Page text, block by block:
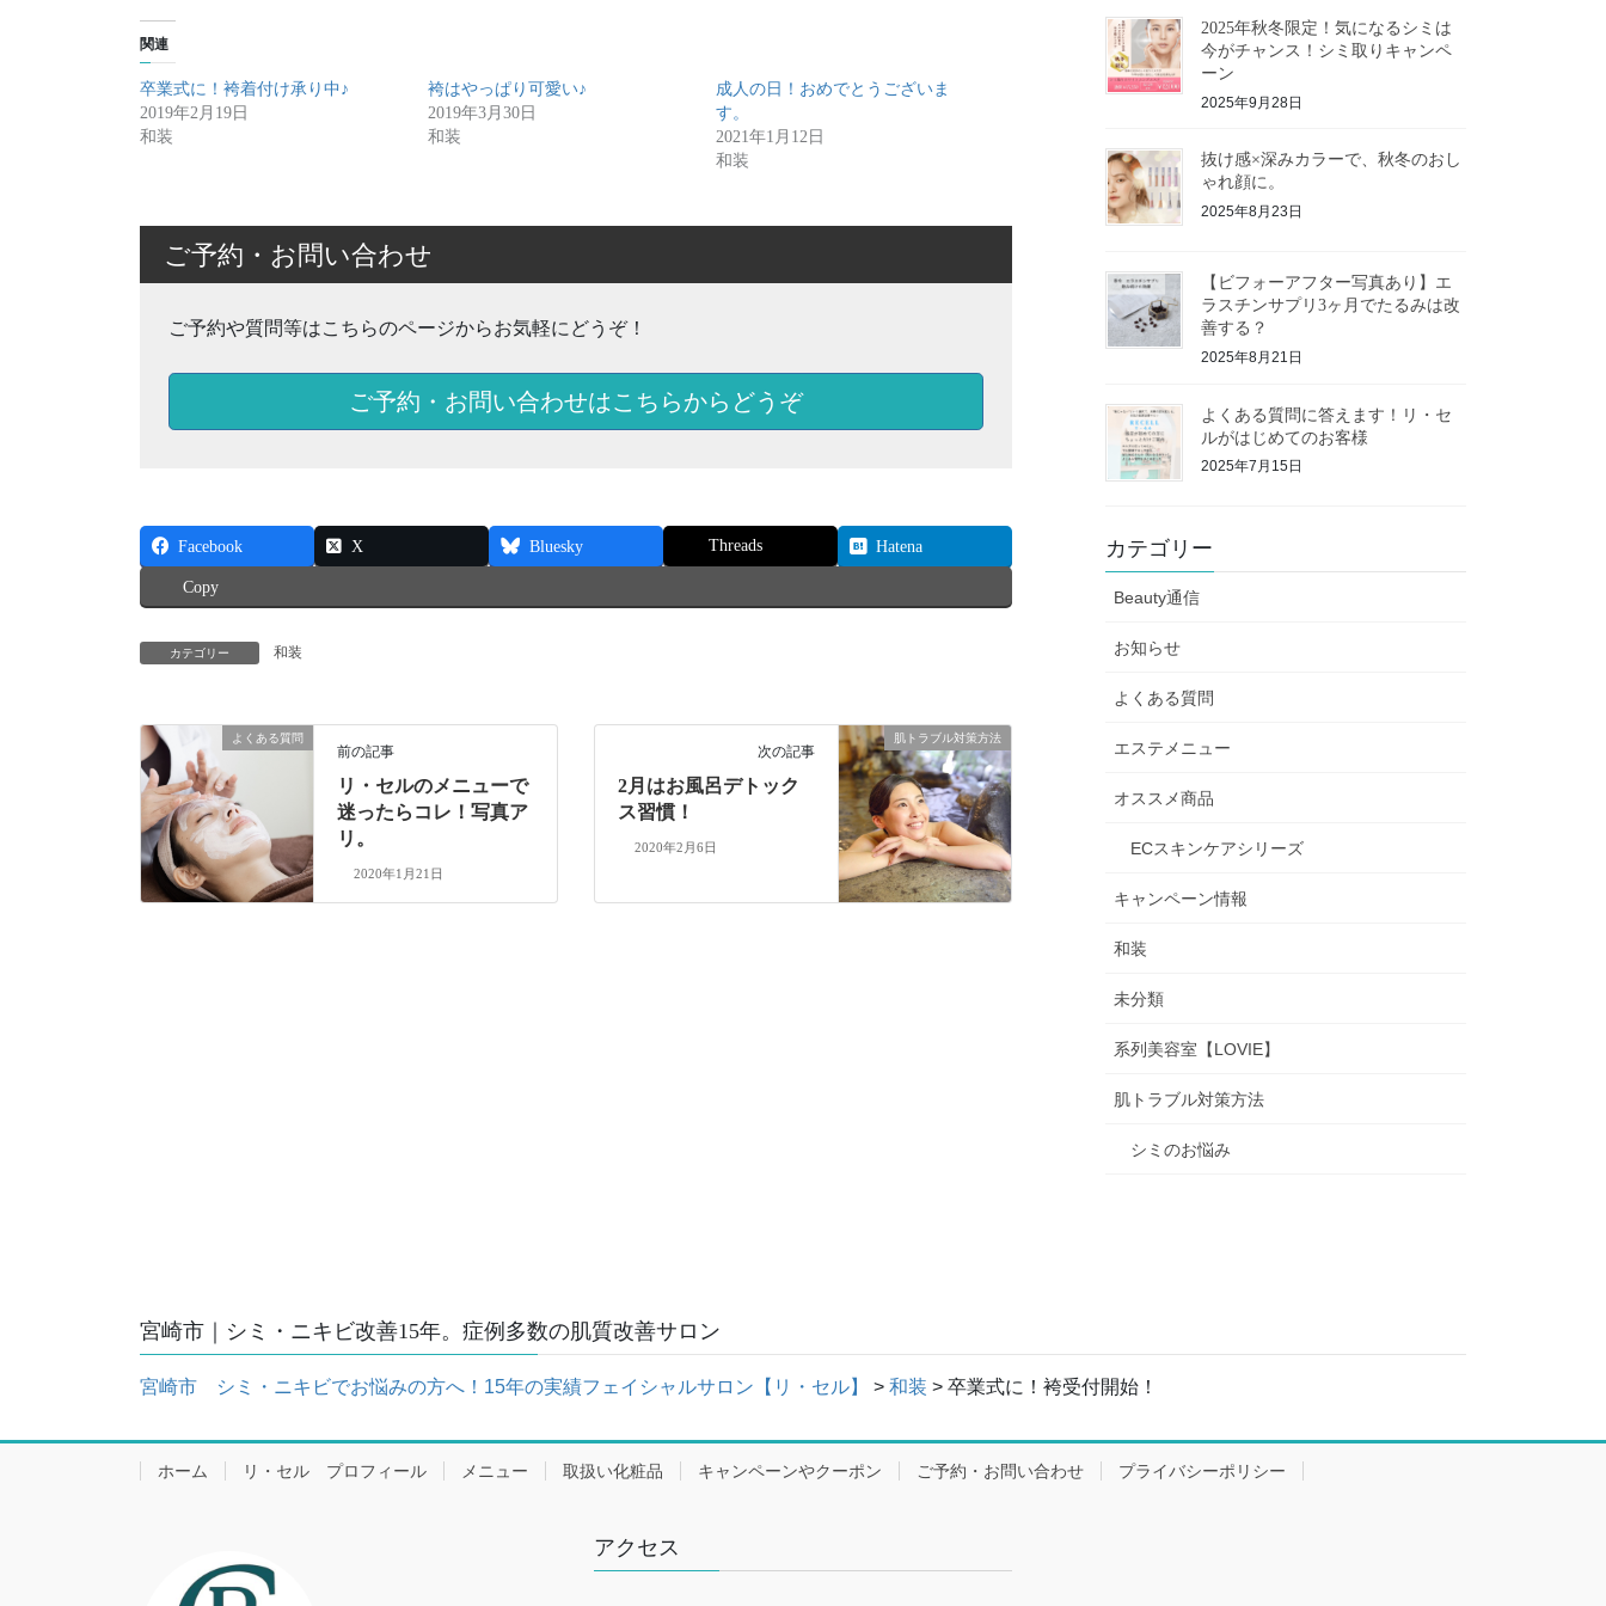
関連
卒業式に！袴着付け承り中♪
2019年2月19日
和装
袴はやっぱり可愛い♪
2019年3月30日
和装
成人の日！おめでとうございま
す。
2021年1月12日
和装
ご予約・お問い合わせ
ご予約や質問等はこちらのページからお気軽にどうぞ！
ご予約・お問い合わせはこちらからどうぞ
Facebook X Bluesky Threads Hatena
Copy
カテゴリー 和装
よくある質問
前の記事
リ・セルのメニューで
迷ったらコレ！写真ア
リ。
2020年1月21日
肌トラブル対策方法
次の記事
2月はお風呂デトック
ス習慣！
2020年2月6日
2025年秋冬限定！気になるシミは
今がチャンス！シミ取りキャンペ
ーン
2025年9月28日
抜け感×深みカラーで、秋冬のおし
ゃれ顔に。
2025年8月23日
【ビフォーアフター写真あり】エ
ラスチンサプリ3ヶ月でたるみは改
善する？
2025年8月21日
よくある質問に答えます！リ・セ
ルがはじめてのお客様
2025年7月15日
カテゴリー
Beauty通信
お知らせ
よくある質問
エステメニュー
オススメ商品
ECスキンケアシリーズ
キャンペーン情報
和装
未分類
系列美容室【LOVIE】
肌トラブル対策方法
シミのお悩み
宮崎市｜シミ・ニキビ改善15年。症例多数の肌質改善サロン
宮崎市 シミ・ニキビでお悩みの方へ！15年の実績フェイシャルサロン【リ・セル】 > 和装 > 卒業式に！袴受付開始！
ホーム リ・セル プロフィール メニュー 取扱い化粧品 キャンペーンやクーポン ご予約・お問い合わせ プライバシーポリシー
アクセス